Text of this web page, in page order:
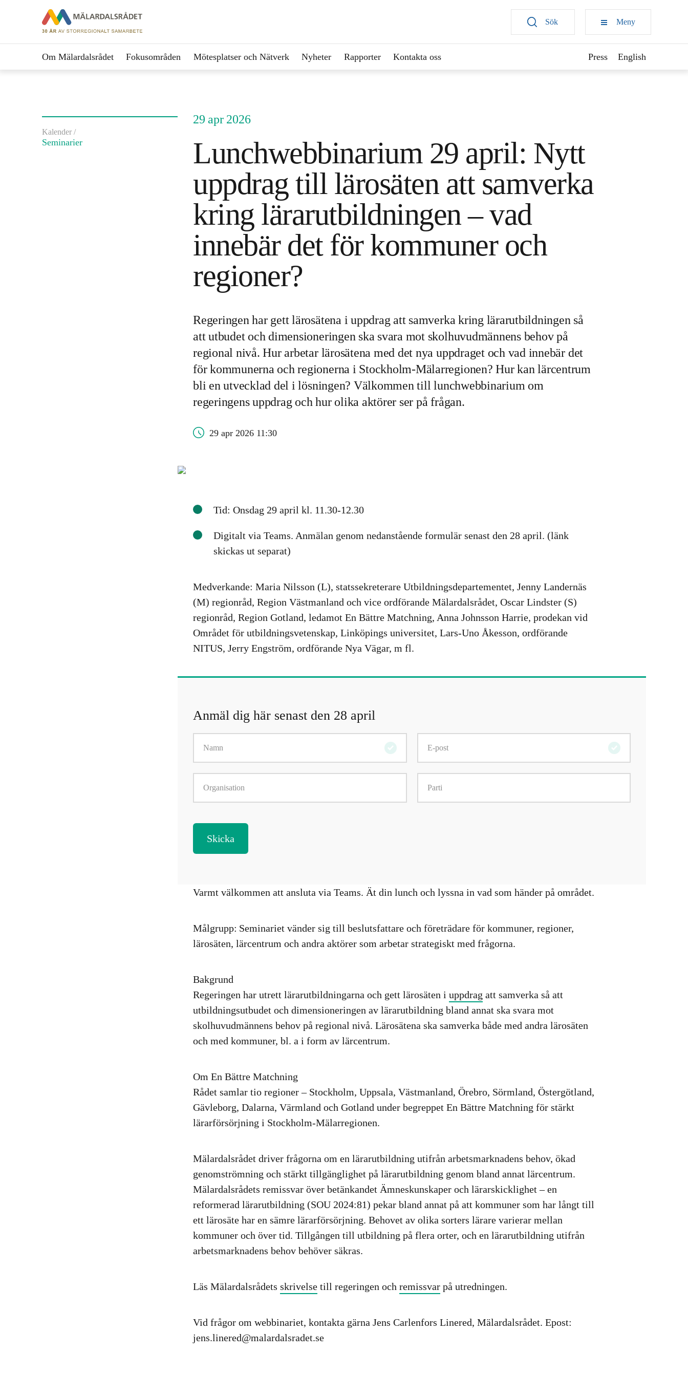
Meny
Sök
Om Mälardalsrådet Fokusområden Mötesplatser och Nätverk Nyheter Rapporter Kontakta oss English
Press
Kalender /
Seminarier
29 apr 2026
Lunchwebbinarium 29 april: Nytt
uppdrag till lärosäten att samverka
kring lärarutbildningen – vad
innebär det för kommuner och
regioner?
Regeringen har gett lärosätena i uppdrag att samverka kring lärarutbildningen så
att utbudet och dimensioneringen ska svara mot skolhuvudmännens behov på
regional nivå. Hur arbetar lärosätena med det nya uppdraget och vad innebär det
för kommunerna och regionerna i Stockholm-Mälarregionen? Hur kan lärcentrum
bli en utvecklad del i lösningen? Välkommen till lunchwebbinarium om
regeringens uppdrag och hur olika aktörer ser på frågan.
29 apr 2026 11:30
Tid: Onsdag 29 april kl. 11.30-12.30
Digitalt via Teams. Anmälan genom nedanstående formulär senast den 28 april. (länk
skickas ut separat)
Medverkande: Maria Nilsson (L), statssekreterare Utbildningsdepartementet, Jenny Landernäs
(M) regionråd, Region Västmanland och vice ordförande Mälardalsrådet, Oscar Lindster (S)
regionråd, Region Gotland, ledamot En Bättre Matchning, Anna Johnsson Harrie, prodekan vid
Området för utbildningsvetenskap, Linköpings universitet, Lars-Uno Åkesson, ordförande
NITUS, Jerry Engström, ordförande Nya Vägar, m fl.
Anmäl dig här senast den 28 april
Varmt välkommen att ansluta via Teams. Ät din lunch och lyssna in vad som händer på området.
Målgrupp: Seminariet vänder sig till beslutsfattare och företrädare för kommuner, regioner,
lärosäten, lärcentrum och andra aktörer som arbetar strategiskt med frågorna.
Bakgrund
Regeringen har utrett lärarutbildningarna och gett lärosäten i uppdrag att samverka så att
utbildningsutbudet och dimensioneringen av lärarutbildning bland annat ska svara mot
skolhuvudmännens behov på regional nivå. Lärosätena ska samverka både med andra lärosäten
och med kommuner, bl. a i form av lärcentrum.
Om En Bättre Matchning
Rådet samlar tio regioner – Stockholm, Uppsala, Västmanland, Örebro, Sörmland, Östergötland,
Gävleborg, Dalarna, Värmland och Gotland under begreppet En Bättre Matchning för stärkt
lärarförsörjning i Stockholm-Mälarregionen.
Mälardalsrådet driver frågorna om en lärarutbildning utifrån arbetsmarknadens behov, ökad
genomströmning och stärkt tillgänglighet på lärarutbildning genom bland annat lärcentrum.
Mälardalsrådets remissvar över betänkandet Ämneskunskaper och lärarskicklighet – en
reformerad lärarutbildning (SOU 2024:81) pekar bland annat på att kommuner som har långt till
ett lärosäte har en sämre lärarförsörjning. Behovet av olika sorters lärare varierar mellan
kommuner och över tid. Tillgången till utbildning på flera orter, och en lärarutbildning utifrån
arbetsmarknadens behov behöver säkras.
Läs Mälardalsrådets skrivelse till regeringen och remissvar på utredningen.
Vid frågor om webbinariet, kontakta gärna Jens Carlenfors Linered, Mälardalsrådet. Epost:
jens.linered@malardalsradet.se